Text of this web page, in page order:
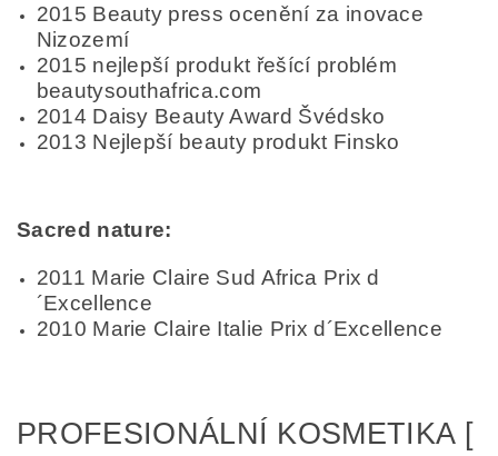
2015 Beauty press ocenění za inovace
Nizozemí
2015 nejlepší produkt řešící problém
beautysouthafrica.com
2014 Daisy Beauty Award Švédsko
2013 Nejlepší beauty produkt Finsko
Sacred nature:
2011 Marie Claire Sud Africa Prix d
´Excellence
2010 Marie Claire Italie Prix d´Excellence
PROFESIONÁLNÍ KOSMETIKA [